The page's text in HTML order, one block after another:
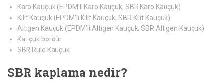
Karo Kauçuk (EPDM’li Karo Kauçuk, SBR Karo Kauçuk)
Kilit Kauçuk (EPDM’li Kilit Kauçuk, SBR Kilit Kauçuk)
Altıgen Kauçuk (EPDM’li Altıgen Kauçuk, SBR Altıgen Kauçuk)
Kauçuk bordür
SBR Rulo Kauçuk
SBR kaplama nedir?